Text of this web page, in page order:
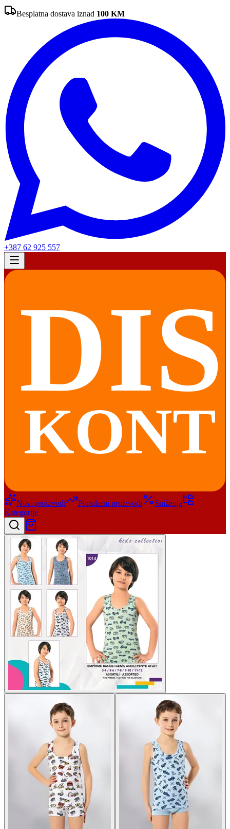
Besplatna dostava iznad 100 KM
+387 62 925 557
Novi proizvodi Popularni proizvodi
Sniženja
Kategorije